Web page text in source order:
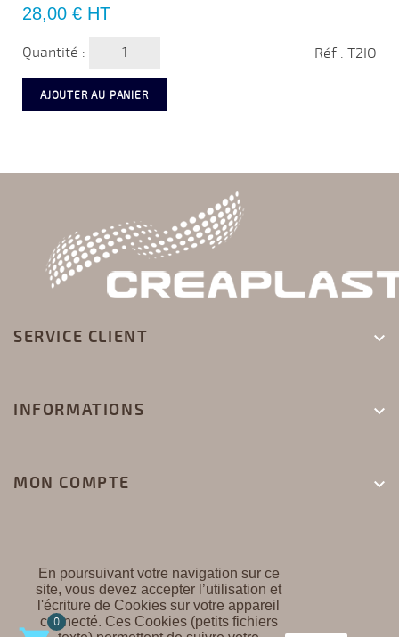
Prix
28,00 € HT
Quantité : Réf : T2IO
AJOUTER AU PANIER
SERVICE CLIENT 
INFORMATIONS 
MON COMPTE 
En poursuivant votre navigation sur ce
site, vous devez accepter l’utilisation et
l'écriture de Cookies sur votre appareil
connecté. Ces Cookies (petits fichiers
CREAPLAST ©
0